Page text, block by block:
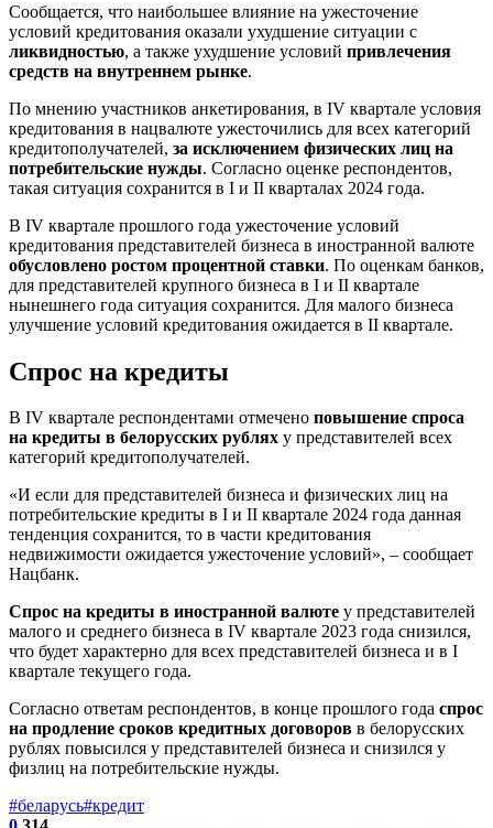
Сообщается, что наибольшее влияние на ужесточение
условий кредитования оказали ухудшение ситуации с
ликвидностью, а также ухудшение условий привлечения
средств на внутреннем рынке.
По мнению участников анкетирования, в IV квартале условия
кредитования в нацвалюте ужесточились для всех категорий
кредитополучателей, за исключением физических лиц на
потребительские нужды. Согласно оценке респондентов,
такая ситуация сохранится в I и II кварталах 2024 года.
В IV квартале прошлого года ужесточение условий
кредитования представителей бизнеса в иностранной валюте
обусловлено ростом процентной ставки. По оценкам банков,
для представителей крупного бизнеса в I и II квартале
нынешнего года ситуация сохранится. Для малого бизнеса
улучшение условий кредитования ожидается в II квартале.
Спрос на кредиты
В IV квартале респондентами отмечено повышение спроса
на кредиты в белорусских рублях у представителей всех
категорий кредитополучателей.
«И если для представителей бизнеса и физических лиц на
потребительские кредиты в I и II квартале 2024 года данная
тенденция сохранится, то в части кредитования
недвижимости ожидается ужесточение условий», – сообщает
Нацбанк.
Спрос на кредиты в иностранной валюте у представителей
малого и среднего бизнеса в IV квартале 2023 года снизился,
что будет характерно для всех представителей бизнеса и в I
квартале текущего года.
Согласно ответам респондентов, в конце прошлого года спрос
на продление сроков кредитных договоров в белорусских
рублях повысился у представителей бизнеса и снизился у
физлиц на потребительские нужды.
#беларусь#кредит